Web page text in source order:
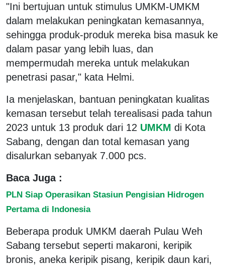
"Ini bertujuan untuk stimulus UMKM-UMKM
dalam melakukan peningkatan kemasannya,
sehingga produk-produk mereka bisa masuk ke
dalam pasar yang lebih luas, dan
mempermudah mereka untuk melakukan
penetrasi pasar," kata Helmi.
Ia menjelaskan, bantuan peningkatan kualitas
kemasan tersebut telah terealisasi pada tahun
2023 untuk 13 produk dari 12 UMKM di Kota
Sabang, dengan dan total kemasan yang
disalurkan sebanyak 7.000 pcs.
Baca Juga :
PLN Siap Operasikan Stasiun Pengisian Hidrogen
Pertama di Indonesia
Beberapa produk UMKM daerah Pulau Weh
Sabang tersebut seperti makaroni, keripik
bronis, aneka keripik pisang, keripik daun kari,